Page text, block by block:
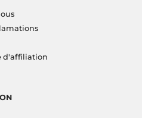
d'affiliation